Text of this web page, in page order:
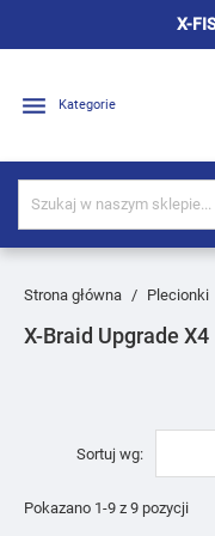
X-
 Kategorie
Strona główna Plecionki
X-Braid Upgrade X4
Sortuj wg:
Pokazano 1-9 z 9 pozycji